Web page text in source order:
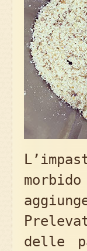
delle